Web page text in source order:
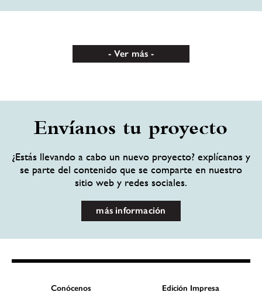
Ver más
Envíanos tu proyecto
¿Estás llevando a cabo un nuevo proyecto? explícanos y
se parte del contenido que se comparte en nuestro
sitio web y redes sociales.
más información
Conócenos Edición Impresa